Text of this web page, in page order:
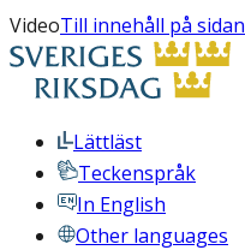
VideoTill innehåll på sidan
Lättläst
Teckenspråk
In English
Other languages